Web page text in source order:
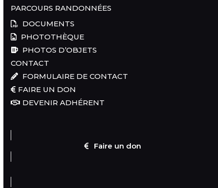
PARCOURS RANDONNÉES
DOCUMENTS
PHOTOTHÈQUE
PHOTOS D’OBJETS
CONTACT
FORMULAIRE DE CONTACT
FAIRE UN DON
DEVENIR ADHÉRENT
Faire un don